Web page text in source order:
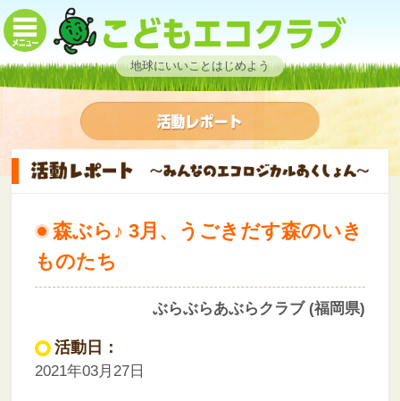
地球にいいことはじめよう
森ぶら♪ 3月、うごきだす森のいき
ものたち
ぶらぶらあぶらクラブ (福岡県)
活動日：
2021年03月27日